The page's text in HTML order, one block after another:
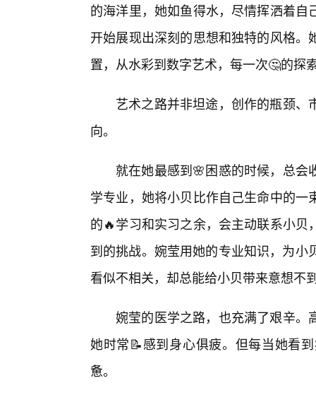
的海洋里，她如鱼得水，尽情挥洒着
开始展现出深刻的思想和独特的风格
置，从水彩到数字艺术，每一次🤔的探
艺术之路并非坦途，创作的瓶颈
向。
就在她最感到🌸困惑的时候，总
学专业，她将小贝比作自己生命中的
的🔥学习和实习之余，会主动联系小
到的挑战。婉莹用她的专业知识，为
看似不相关，却总能给小贝带来意想不
婉莹的医学之路，也充满了艰辛。
她时常📝感到身心俱疲。但每当她看
惫。